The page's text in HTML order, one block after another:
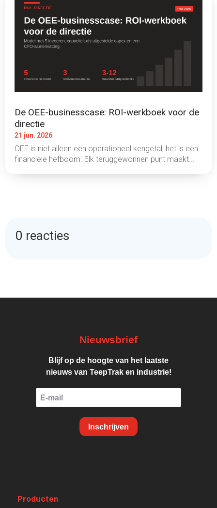
De OEE-businesscase: ROI-werkboek voor de
directie
21 jun. 2026
OEE is niet alleen een operationeel kengetal, het is een
financiele hefboom. Elk teruggewonnen punt maakt...
0 reacties
Nieuwsbrief
Blijf op de hoogte van het laatste
nieuws van TeepTrak en industrie!
Inschrijven
Producten